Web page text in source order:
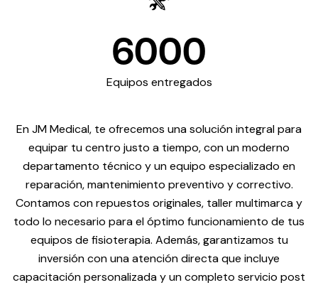
6000
Equipos entregados
En JM Medical, te ofrecemos una solución integral para
equipar tu centro justo a tiempo, con un moderno
departamento técnico y un equipo especializado en
reparación, mantenimiento preventivo y correctivo.
Contamos con repuestos originales, taller multimarca y
todo lo necesario para el óptimo funcionamiento de tus
equipos de fisioterapia. Además, garantizamos tu
inversión con una atención directa que incluye
capacitación personalizada y un completo servicio post